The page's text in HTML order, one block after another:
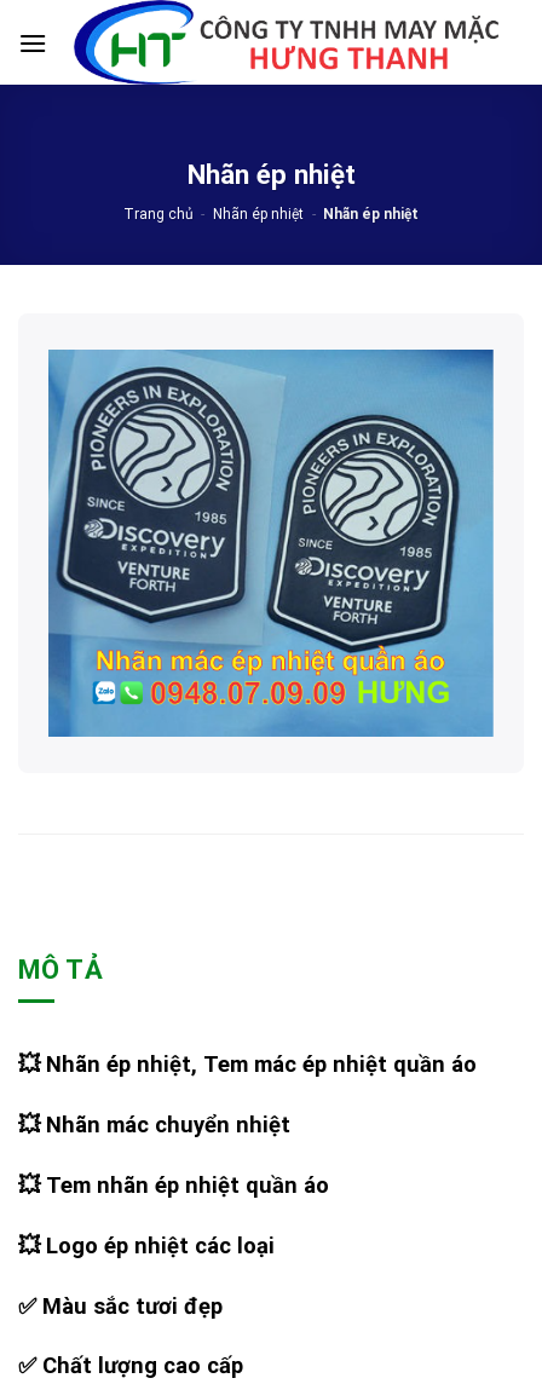
Nhãn ép nhiệt
Trang chủ - Nhãn ép nhiệt - Nhãn ép nhiệt
MÔ TẢ
💥Nhãn ép nhiệt, Tem mác ép nhiệt quần áo
💥Nhãn mác chuyển nhiệt
💥Tem nhãn ép nhiệt quần áo
💥Logo ép nhiệt các loại
✅Màu sắc tươi đẹp
✅Chất lượng cao cấp